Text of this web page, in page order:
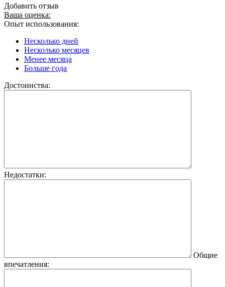
Добавить отзыв
Ваша оценка:
Опыт использования:
Несколько дней
Несколько месяцев
Менее месяца
Больше года
Достоинства:
Недостатки:
Общие
впечатления: